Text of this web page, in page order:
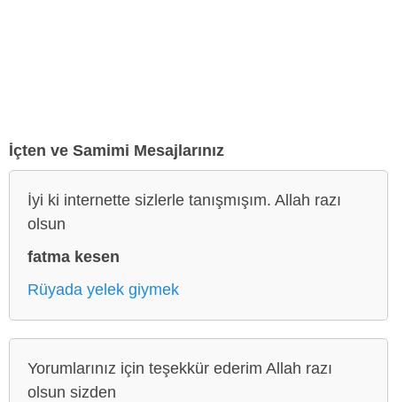
İçten ve Samimi Mesajlarınız
İyi ki internette sizlerle tanışmışım. Allah razı
olsun
fatma kesen
Rüyada yelek giymek
Yorumlarınız için teşekkür ederim Allah razı
olsun sizden